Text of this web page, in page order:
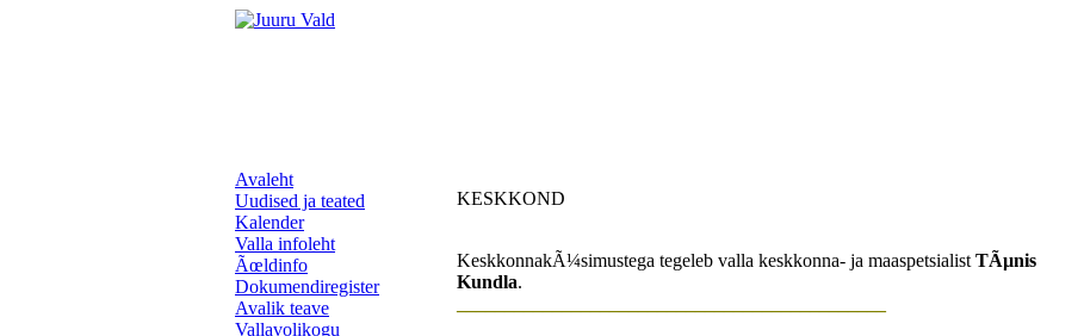
Avaleht
Uudised ja teated
Kalender
Valla infoleht
Ãœldinfo
Dokumendiregister
Avalik teave
Vallavolikogu
KESKKOND
KeskkonnakÃ¼simustega tegeleb valla keskkonna- ja maaspetsialist TÃµnis
Kundla.